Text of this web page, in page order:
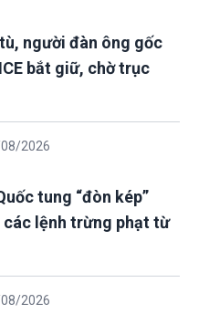
người đàn ông gốc
bắt giữ, chờ trục
2026
tung “đòn kép”
các lệnh trừng phạt từ
2026